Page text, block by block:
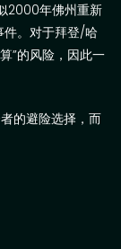
2000年佛州重新
件。对于拜登/哈
”的风险，因此一
的避险选择，而